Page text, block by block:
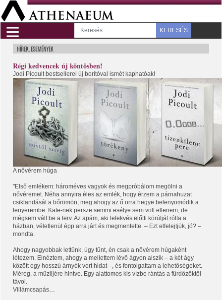
≡ KERESÉS
Régi kedvencek új köntösben!
Jodi Picoult bestsellerei új borítóval ismét kaphatóak!
A nővérem húga
"Első emlékem: hároméves vagyok és megpróbálom megölni a
nővéremet. Néha annyira éles az emlék, hogy érzem a párnahuzat
csiklandását a bőrömön, meg ahogy az ő orra hegye belenyomódik a
tenyerembe. Kate-nek persze semmi esélye sem volt ellenem, de
mégsem vált be a terv. Az apám, aki lefekvés előtti körútját rótta a
házban, véletlenül épp arra járt és megmentette. – Ezt elfelejtjük, jó? –
mondta.
Ahogy nagyobbak lettünk, úgy tűnt, én csak a nővérem húgaként
létezem. Elnéztem, ahogy a mellettem lévő ágyon alszik – a két ágy
között egy hosszú árnyék vert hidat –, és fontolgattam a lehetőségeket.
Méreg, a müzlijére hintve. Egy alattomos kis vízbe rántás a fürdőzőktől
távol.
Villámcsapás…